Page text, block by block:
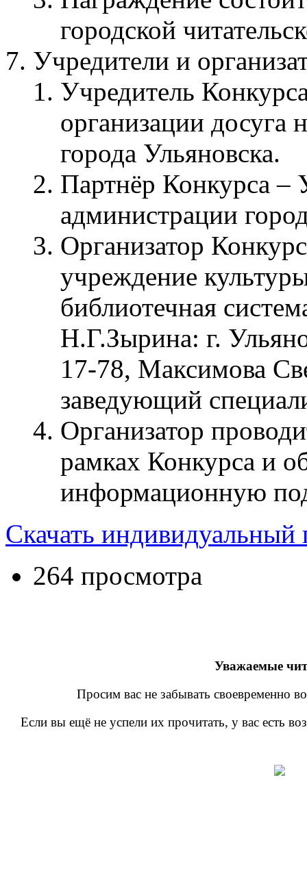
городской
Учредители и
Учредитель
организации досуга
города Ульяновска.
Партнёр Конкурса –
администрации
Организатор
учреждение
библиотечная
Н.Г.Зырина: г.
17-78, Максимова
заведующий
Организатор
рамках Конкурса и
информационную
Скачать индивидуальный
264 просмотра
Уважаемые
Просим вас не забывать своевременно
Если вы ещё не успели их прочитать, у вас есть